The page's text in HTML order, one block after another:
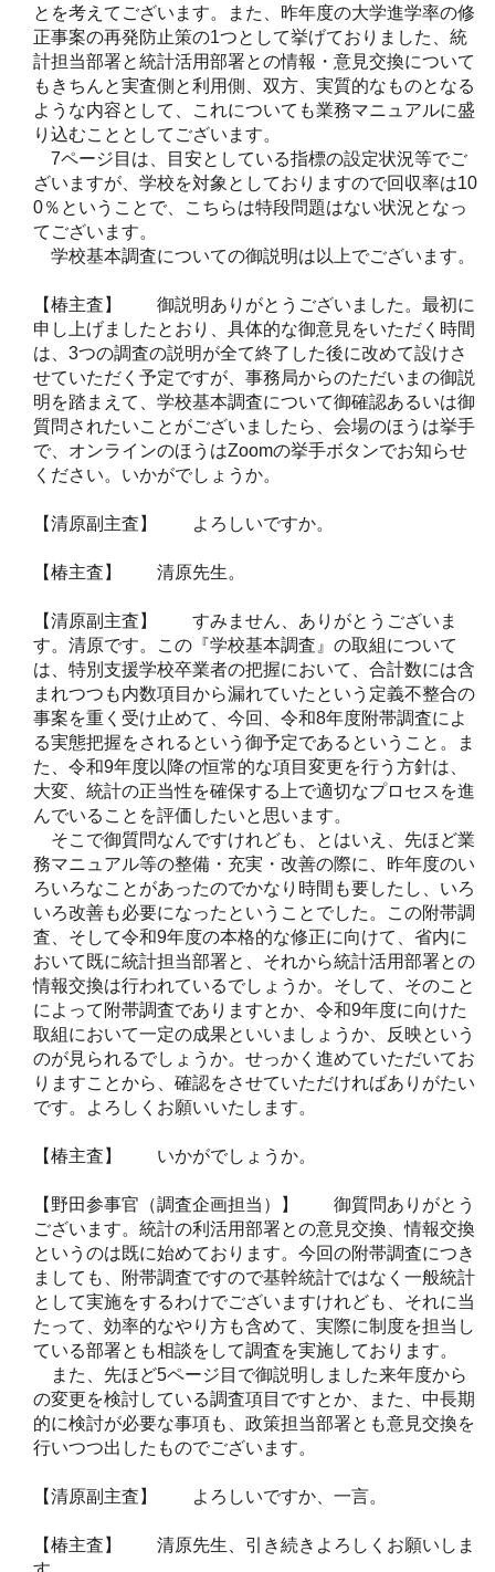
とを考えてございます。また、昨年度の大学進学率の修
正事案の再発防止策の1つとして挙げておりました、統
計担当部署と統計活用部署との情報・意見交換について
もきちんと実査側と利用側、双方、実質的なものとなる
ような内容として、これについても業務マニュアルに盛
り込むこととしてございます。
7ページ目は、目安としている指標の設定状況等でご
ざいますが、学校を対象としておりますので回収率は10
0％ということで、こちらは特段問題はない状況となっ
てございます。
学校基本調査についての御説明は以上でございます。
【椿主査】 御説明ありがとうございました。最初に
申し上げましたとおり、具体的な御意見をいただく時間
は、3つの調査の説明が全て終了した後に改めて設けさ
せていただく予定ですが、事務局からのただいまの御説
明を踏まえて、学校基本調査について御確認あるいは御
質問されたいことがございましたら、会場のほうは挙手
で、オンラインのほうはZoomの挙手ボタンでお知らせ
ください。いかがでしょうか。
【清原副主査】 よろしいですか。
【椿主査】 清原先生。
【清原副主査】 すみません、ありがとうございま
す。清原です。この『学校基本調査』の取組について
は、特別支援学校卒業者の把握において、合計数には含
まれつつも内数項目から漏れていたという定義不整合の
事案を重く受け止めて、今回、令和8年度附帯調査によ
る実態把握をされるという御予定であるということ。ま
た、令和9年度以降の恒常的な項目変更を行う方針は、
大変、統計の正当性を確保する上で適切なプロセスを進
んでいることを評価したいと思います。
そこで御質問なんですけれども、とはいえ、先ほど業
務マニュアル等の整備・充実・改善の際に、昨年度のい
ろいろなことがあったのでかなり時間も要したし、いろ
いろ改善も必要になったということでした。この附帯調
査、そして令和9年度の本格的な修正に向けて、省内に
おいて既に統計担当部署と、それから統計活用部署との
情報交換は行われているでしょうか。そして、そのこと
によって附帯調査でありますとか、令和9年度に向けた
取組において一定の成果といいましょうか、反映という
のが見られるでしょうか。せっかく進めていただいてお
りますことから、確認をさせていただければありがたい
です。よろしくお願いいたします。
【椿主査】 いかがでしょうか。
【野田参事官（調査企画担当）】 御質問ありがとう
ございます。統計の利活用部署との意見交換、情報交換
というのは既に始めております。今回の附帯調査につき
ましても、附帯調査ですので基幹統計ではなく一般統計
として実施をするわけでございますけれども、それに当
たって、効率的なやり方も含めて、実際に制度を担当し
ている部署とも相談をして調査を実施しております。
また、先ほど5ページ目で御説明しました来年度から
の変更を検討している調査項目ですとか、また、中長期
的に検討が必要な事項も、政策担当部署とも意見交換を
行いつつ出したものでございます。
【清原副主査】 よろしいですか、一言。
【椿主査】 清原先生、引き続きよろしくお願いしま